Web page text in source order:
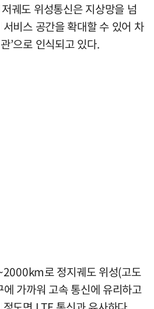
궤도 위성통신은 지상망을 넘
비스 공간을 확대할 수 있어 차
’으로 인식되고 있다.
로 정지궤도 위성(고도
가까워 고속 통신에 유리하고